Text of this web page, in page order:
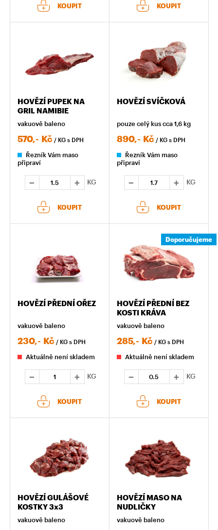
KOUPIT KOUPIT
HOVĚZÍ PUPEK NA
GRIL NAMIBIE
vakuově baleno
570,- Kč / KG s DPH
Řezník Vám maso
připraví
KG
KOUPIT
HOVĚZÍ SVÍČKOVÁ
pouze celý kus cca 1,6 kg
890,- Kč / KG s DPH
Řezník Vám maso
připraví
KG
KOUPIT
HOVĚZÍ PŘEDNÍ OŘEZ
vakuově baleno
230,- Kč / KG s DPH
Aktuálně není skladem
KG
KOUPIT
Doporučujeme
HOVĚZÍ PŘEDNÍ BEZ
KOSTI KRÁVA
vakuově baleno
285,- Kč / KG s DPH
Aktuálně není skladem
KG
KOUPIT
HOVĚZÍ GULÁŠOVÉ
KOSTKY 3x3
vakuově baleno
HOVĚZÍ MASO NA
NUDLIČKY
vakuově baleno